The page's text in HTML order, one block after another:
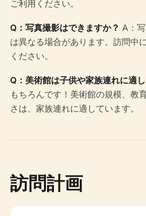
ご利用ください。
Q：写真撮影はできますか？ A：
は異なる場合があります。訪問中
ください。
Q：美術館は子供や家族連れに適
もちろんです！美術館の規模、教
さは、家族連れに適しています。
訪問計画